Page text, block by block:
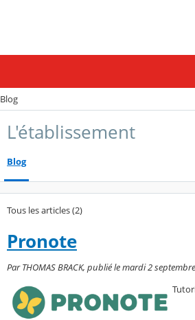
Blog
L'établissement
Blog
Tous les articles (2)
Pronote
Par THOMAS BRACK, publié le mardi 2